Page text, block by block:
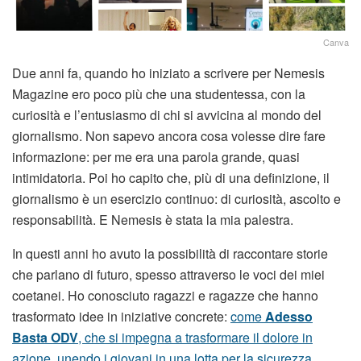
Canva
Due anni fa, quando ho iniziato a scrivere per Nemesis
Magazine ero poco più che una studentessa, con la
curiosità e l’entusiasmo di chi si avvicina al mondo del
giornalismo. Non sapevo ancora cosa volesse dire fare
informazione: per me era una parola grande, quasi
intimidatoria. Poi ho capito che, più di una definizione, il
giornalismo è un esercizio continuo: di curiosità, ascolto e
responsabilità. E Nemesis è stata la mia palestra.
In questi anni ho avuto la possibilità di raccontare storie
che parlano di futuro, spesso attraverso le voci dei miei
coetanei. Ho conosciuto ragazzi e ragazze che hanno
trasformato idee in iniziative concrete: comeAdesso
Basta ODV, che si impegna a trasformare il dolore in